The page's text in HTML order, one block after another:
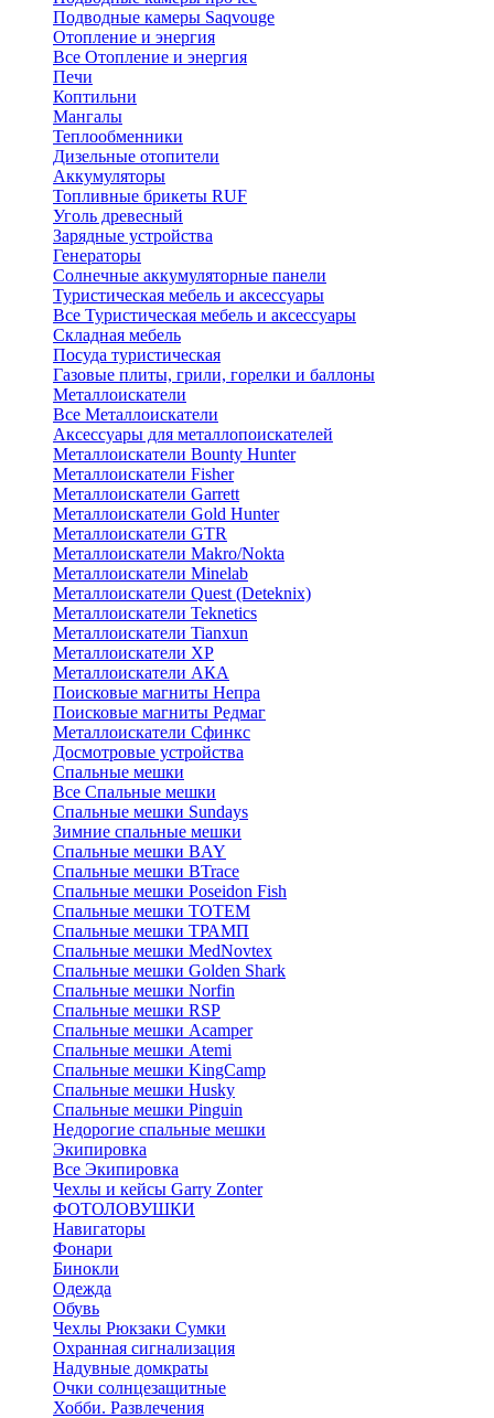
Подводные камеры Saqvouge
Отопление и энергия
Все Отопление и энергия
Печи
Коптильни
Мангалы
Теплообменники
Дизельные отопители
Аккумуляторы
Топливные брикеты RUF
Уголь древесный
Зарядные устройства
Генераторы
Солнечные аккумуляторные панели
Туристическая мебель и аксессуары
Все Туристическая мебель и аксессуары
Складная мебель
Посуда туристическая
Газовые плиты, грили, горелки и баллоны
Металлоискатели
Все Металлоискатели
Аксессуары для металлопоискателей
Металлоискатели Bounty Hunter
Металлоискатели Fisher
Металлоискатели Garrett
Металлоискатели Gold Hunter
Металлоискатели GTR
Металлоискатели Makro/Nokta
Металлоискатели Minelab
Металлоискатели Quest (Deteknix)
Металлоискатели Teknetics
Металлоискатели Tianxun
Металлоискатели XP
Металлоискатели АКА
Поисковые магниты Непра
Поисковые магниты Редмаг
Металлоискатели Сфинкс
Досмотровые устройства
Спальные мешки
Все Спальные мешки
Спальные мешки Sundays
Зимние спальные мешки
Спальные мешки BAY
Спальные мешки BTrace
Спальные мешки Poseidon Fish
Спальные мешки ТОТЕМ
Спальные мешки ТРАМП
Cпальные мешки MedNovtex
Спальные мешки Golden Shark
Спальные мешки Norfin
Спальные мешки RSP
Спальные мешки Acamper
Спальные мешки Atemi
Спальные мешки KingCamp
Спальные мешки Husky
Спальные мешки Pinguin
Недорогие спальные мешки
Экипировка
Все Экипировка
Чехлы и кейсы Garry Zonter
ФОТОЛОВУШКИ
Навигаторы
Фонари
Бинокли
Одежда
Обувь
Чехлы Рюкзаки Сумки
Охранная сигнализация
Надувные домкраты
Очки солнцезащитные
Хобби. Развлечения